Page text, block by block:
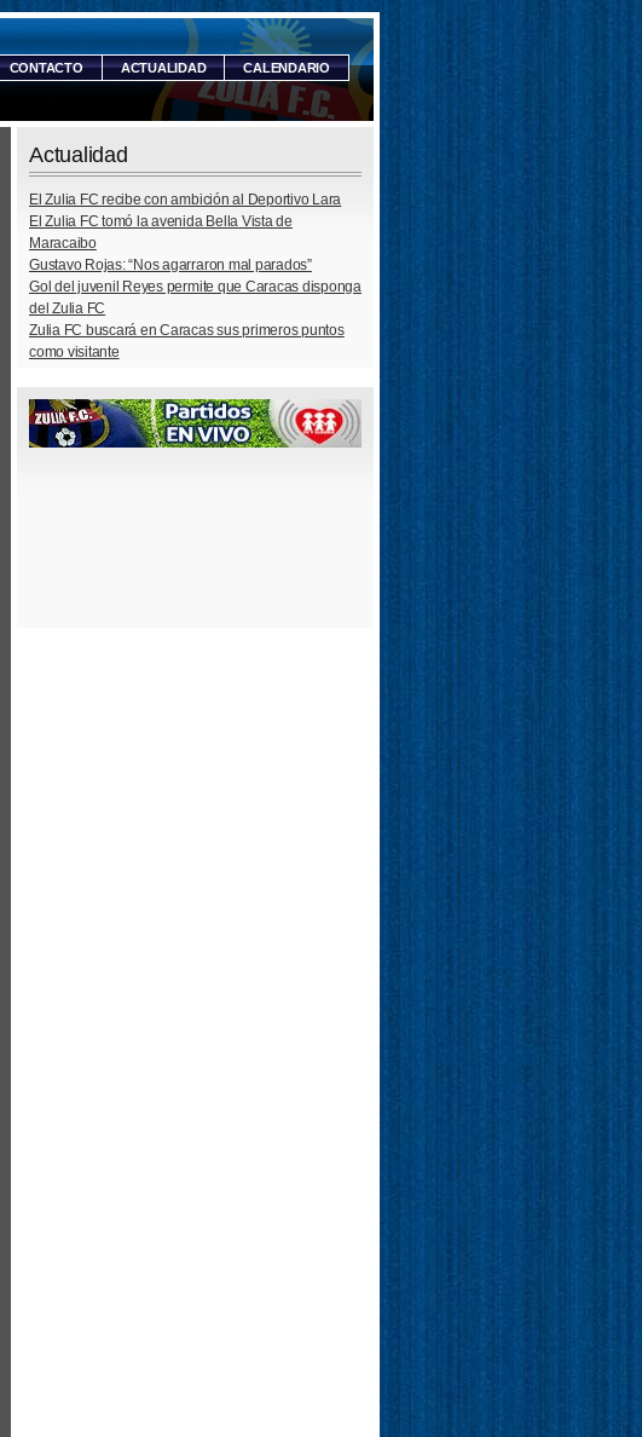
CONTACTO ACTUALIDAD CALENDARIO
Actualidad
El Zulia FC recibe con ambición al Deportivo Lara
El Zulia FC tomó la avenida Bella Vista de
Maracaibo
Gustavo Rojas: “Nos agarraron mal parados”
Gol del juvenil Reyes permite que Caracas disponga
del Zulia FC
Zulia FC buscará en Caracas sus primeros puntos
como visitante